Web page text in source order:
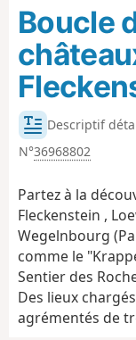
Descriptif
N°36968802
Boucle
Partez à la
Fleckenstein ,
Wegelnbourg
comme le
Sentier des
Des lieux
agrémentés de